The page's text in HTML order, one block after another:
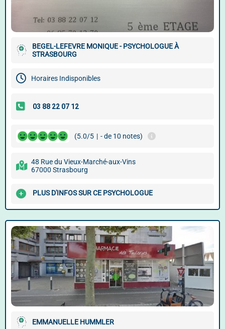
BEGEL-LEFEVRE MONIQUE - PSYCHOLOGUE À
STRASBOURG
Horaires Indisponibles
(5.0/5 | - de 10 notes)
48 Rue du Vieux-Marché-aux-Vins
67000 Strasbourg
PLUS D'INFOS SUR CE PSYCHOLOGUE
EMMANUELLE HUMMLER